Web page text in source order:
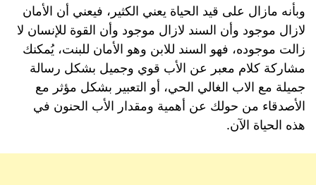
وبأنه مازال على قيد الحياة يعني الكثير، فيعني أن الأمان
لازال موجود وأن السند لازال موجود وأن القوة للإنسان لا
زالت موجوده، فهو السند للابن وهو الأمان للبنت، يُمكنك
مشاركة كلام معبر عن الأب قوي وجميل بشكل رسالة
جميلة مع الاب الغالي الحي، أو التعبير بشكل مؤثر مع
الأصدقاء من حولك عن أهمية ومقدار الأب الحنون في
هذه الحياة الآن.